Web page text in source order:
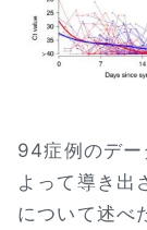
94症例のデー
よって導き出
について述べ